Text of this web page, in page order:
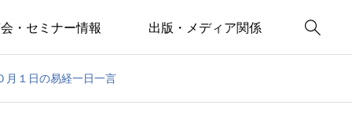
・セミナー情報 出版・メディア関係 
月１日の易経一日一言